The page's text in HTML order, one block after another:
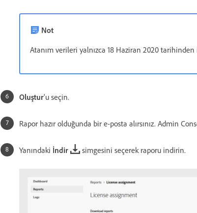
Not
Atanım verileri yalnızca 18 Haziran 2020
Oluştur'u seçin.
Rapor hazır olduğunda bir e-posta alırsınız. Admin
Yanındaki İndir simgesini seçerek raporu indirin.